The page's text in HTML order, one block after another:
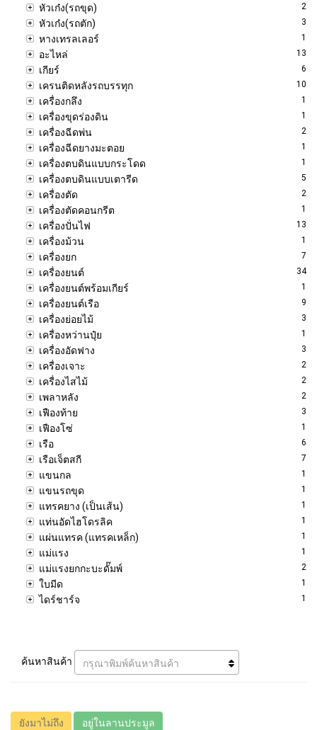
หัวเก๋ง(รถขุด) 2
หัวเก๋ง(รถตัก) 3
หางเทรลเลอร์ 1
อะไหล่ 13
เกียร์ 6
เครนติดหลังรถบรรทุก 10
เครื่องกลึง 1
เครื่องขุดร่องดิน 1
เครื่องฉีดพ่น 2
เครื่องฉีดยางมะตอย 1
เครื่องตบดินแบบกระโดด 1
เครื่องตบดินแบบเตารีด 5
เครื่องตัด 2
เครื่องตัดคอนกรีต 1
เครื่องปั่นไฟ 13
เครื่องม้วน 1
เครื่องยก 7
เครื่องยนต์ 34
เครื่องยนต์พร้อมเกียร์ 1
เครื่องยนต์เรือ 9
เครื่องย่อยไม้ 3
เครื่องหว่านปุ๋ย 1
เครื่องอัดฟาง 3
เครื่องเจาะ 2
เครื่องไสไม้ 2
เพลาหลัง 2
เฟืองท้าย 3
เฟืองโซ่ 1
เรือ 6
เรือเจ็ตสกี 7
แขนกล 1
แขนรถขุด 1
แทรคยาง (เป็นเส้น) 1
แท่นอัดไฮโดรลิค 1
แผ่นแทรค (แทรคเหล็ก) 1
แม่แรง 1
แม่แรงยกกะบะดั๊มพ์ 2
ใบมีด 1
ไดร์ชาร์จ 1
ค้นหาสินค้า กรุณาพิมพ์ค้นหาสินค้า
ยังมาไม่ถึง อยู่ในลานประมูล